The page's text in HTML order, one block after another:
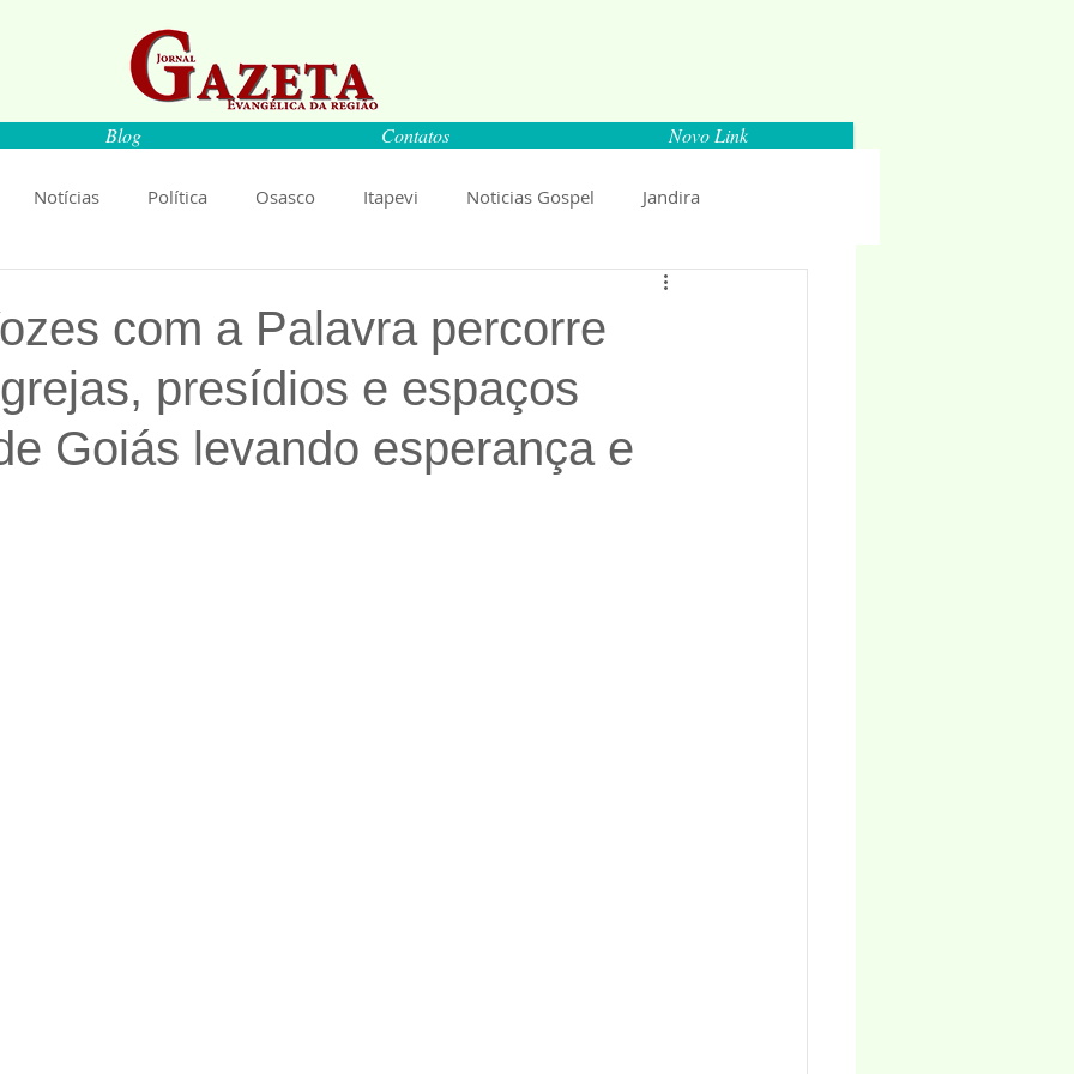
Blog Contatos Novo Link
Notícias Política Osasco Itapevi Noticias Gospel Jandira
Espaço Parlamentar
Ciência Saúde Educação Livro Anuncio 2018
com a Palavra percorre
presídios e espaços
Goiás levando esperança e
5 estrelas.